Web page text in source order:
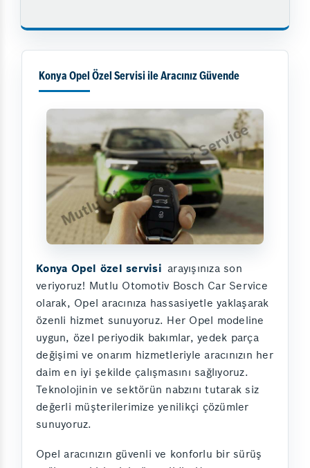
Konya Opel Özel Servisi ile Aracınız Güvende
Konya Opel özel servisi arayışınıza son
veriyoruz! Mutlu Otomotiv Bosch Car Service
olarak, Opel aracınıza hassasiyetle yaklaşarak
özenli hizmet sunuyoruz. Her Opel modeline
uygun, özel periyodik bakımlar, yedek parça
değişimi ve onarım hizmetleriyle aracınızın her
daim en iyi şekilde çalışmasını sağlıyoruz.
Teknolojinin ve sektörün nabzını tutarak siz
değerli müşterilerimize yenilikçi çözümler
sunuyoruz.
Opel aracınızın güvenli ve konforlu bir sürüş